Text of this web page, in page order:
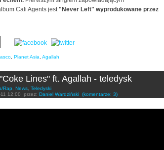
Cali Agents jest"Never Left" wyprodukowane przez
Planet Asia Agallah
Lines" ft. Agallah - teledysk
Rap News Teledyski
12:00 przez: Daniel Wardziński (komentarze: 3)